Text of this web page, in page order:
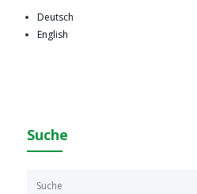
Deutsch
English
Suche